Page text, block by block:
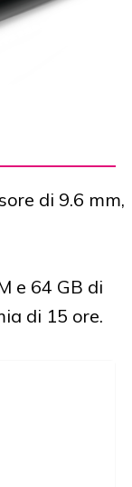
di 9.6 mm,
e 64 GB di
di 15 ore.